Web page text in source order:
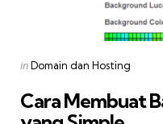
Posted
inDomain dan Hosting
Cara Membuat